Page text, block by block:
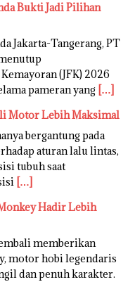
Bukti Jadi Pilihan
Jakarta-Tangerang, PT
(JFK) 2026
pameran yang […]
Motor Lebih Maksimal
bergantung pada
aturan lalu lintas,
tubuh saat
[…]
Hadir Lebih
memberikan
motor hobi legendaris
dan penuh karakter.